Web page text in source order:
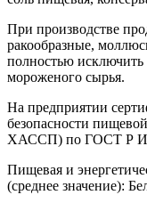
При производстве
ракообразные,
полностью
мороженого сырья.
На предприятии
безопасности
ХАССП) по ГОСТ Р
Пищевая и
(среднее значение):